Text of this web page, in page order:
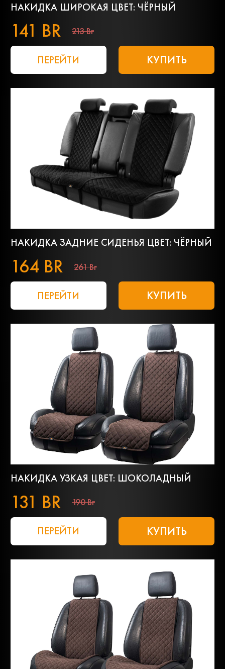
НАКИДКА ШИРОКАЯ ЦВЕТ: ЧЁРНЫЙ
141 BR 213 Br
ПЕРЕЙТИ КУПИТЬ
НАКИДКА ЗАДНИЕ СИДЕНЬЯ ЦВЕТ: ЧЁРНЫЙ
164 BR 261 Br
ПЕРЕЙТИ КУПИТЬ
НАКИДКА УЗКАЯ ЦВЕТ: ШОКОЛАДНЫЙ
131 BR 190 Br
ПЕРЕЙТИ КУПИТЬ